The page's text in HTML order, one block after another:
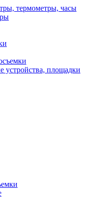
термометры, часы
устройства, площадки